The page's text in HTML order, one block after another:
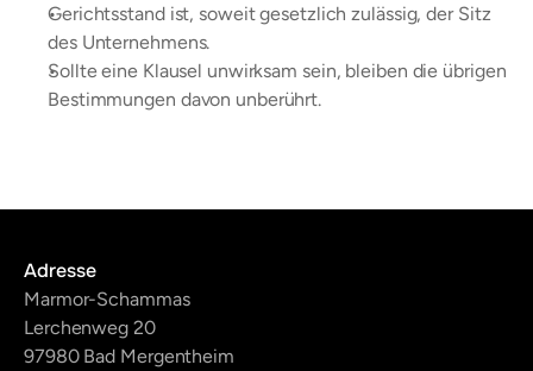
Gerichtsstand ist, soweit gesetzlich zulässig, der Sitz
des Unternehmens.
Sollte eine Klausel unwirksam sein, bleiben die übrigen
Bestimmungen davon unberührt.
Adresse
Marmor-Schammas
Lerchenweg 20
97980 Bad Mergentheim